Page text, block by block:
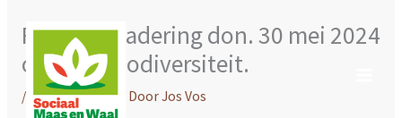
naarRaadsvergadering don. 30 mei 2024
o.a over biodiversiteit.
/ Uncategorized/ DoorJos Vos